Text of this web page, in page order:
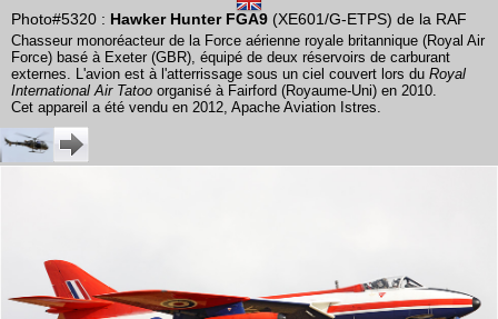
Photo#5320 : Hawker Hunter FGA9 (XE601/G-ETPS) de la RAF
Chasseur monoréacteur de la Force aérienne royale britannique (Royal Air
Force) basé à Exeter (GBR), équipé de deux réservoirs de carburant
externes. L'avion est à l'atterrissage sous un ciel couvert lors du Royal
International Air Tatoo organisé à Fairford (Royaume-Uni) en 2010.
Cet appareil a été vendu en 2012, Apache Aviation Istres.